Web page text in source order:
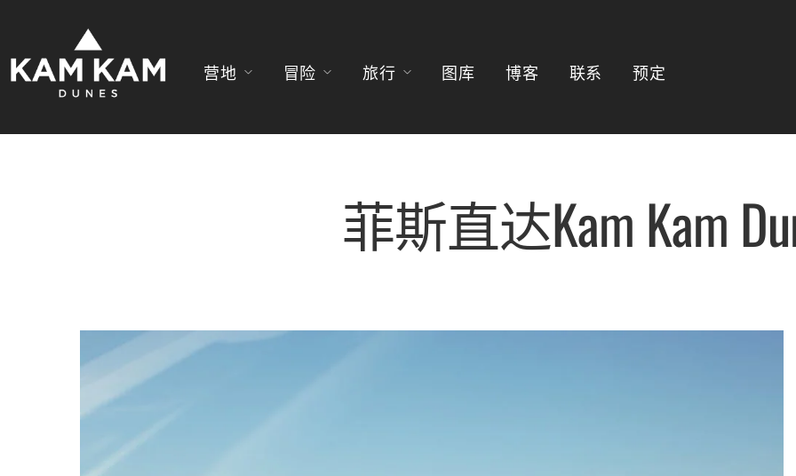
营地 冒险 旅行 图库 博客 联系 预定
菲斯直达Kam Kam